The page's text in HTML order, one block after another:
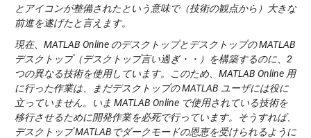
とアイコンが整備されたという意味で（技術の観点から）大きな
前進を遂げたと言えます。
現在、MATLAB Online のデスクトップとデスクトップの MATLAB
デスクトップ（デスクトップ言い過ぎ・・）を構築するのに、2
つの異なる技術を使用しています。このため、MATLAB Online 用
に行った作業は、まだデスクトップの MATLAB ユーザには役に
立っていません。いま MATLAB Online で使用されている技術を
移行させるために開発作業を必死で行っています。そうすれば、
デスクトップ MATLABでダークモードの恩恵を受けられるように